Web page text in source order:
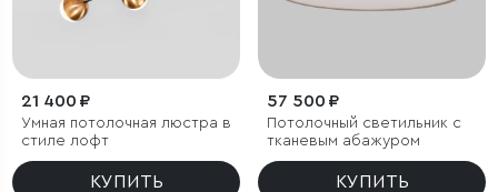
21 400 ₽
Умная потолочная люстра в
стиле лофт
КУПИТЬ
57 500 ₽
Потолочный светильник с
тканевым абажуром
КУПИТЬ